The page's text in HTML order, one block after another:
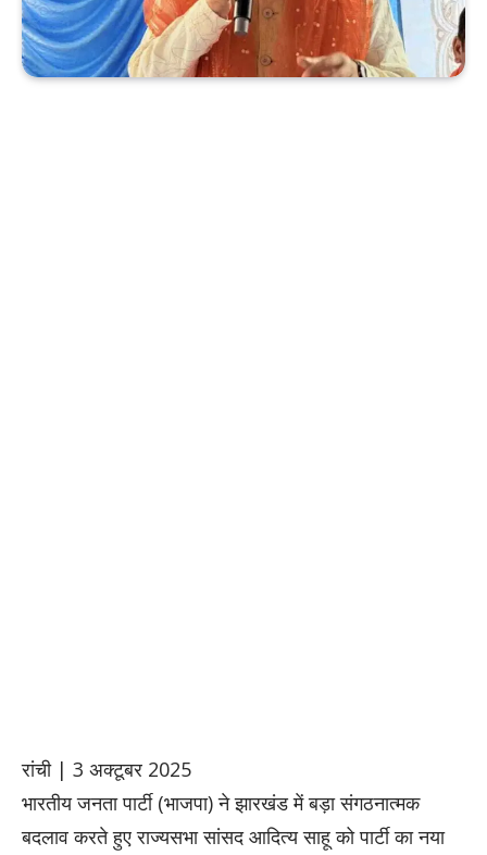
रांची | 3 अक्टूबर 2025
भारतीय जनता पार्टी (भाजपा) ने झारखंड में बड़ा संगठनात्मक
बदलाव करते हुए राज्यसभा सांसद आदित्य साहू को पार्टी का नया